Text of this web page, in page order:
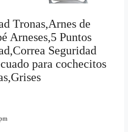
Tronas,Arnes de
Arneses,5 Puntos
Seguridad
para cochecitos